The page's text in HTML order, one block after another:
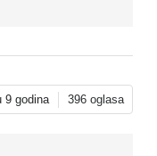
9 godina 396 oglasa